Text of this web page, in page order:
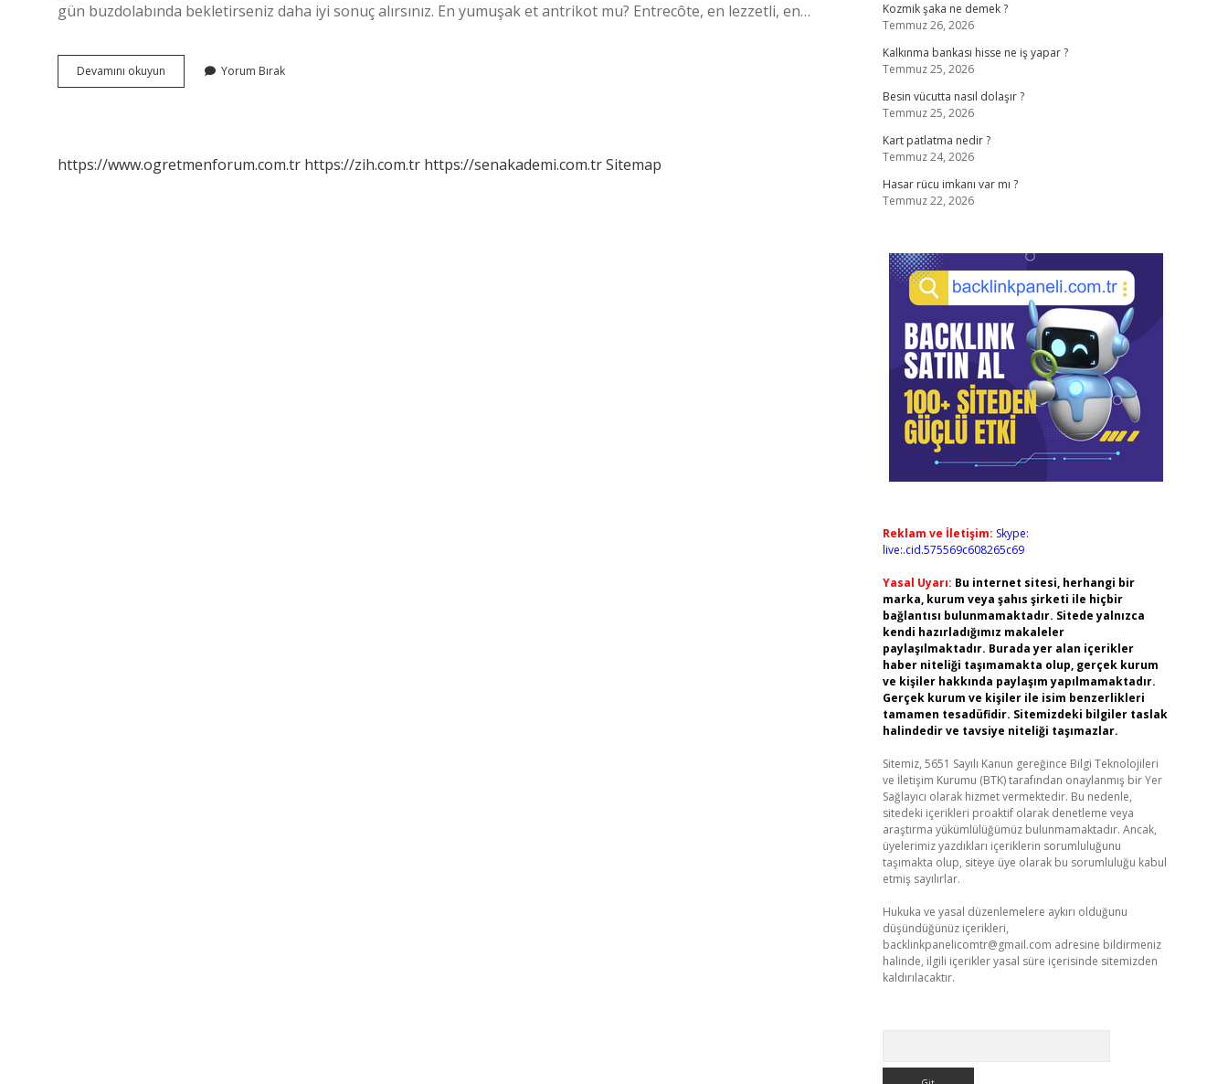
gün buzdolabında bekletirseniz daha iyi sonuç alırsınız. En yumuşak et antrikot mu? Entrecôte, en lezzetli, en…
Devamını okuyun
Ve
Yorum Bırak
https://www.ogretmenforum.com.tr https://zih.com.tr https://senakademi.com.trSitemap
Kozmik şaka ne demek ?
Temmuz 26, 2026
Kalkınma bankası hisse ne iş yapar ?
Temmuz 25, 2026
Besin vücutta nasıl dolaşır ?
Temmuz 25, 2026
Kart patlatma nedir ?
Temmuz 24, 2026
Hasar rücu imkanı var mı ?
Temmuz 22, 2026
Reklam ve İletişim: Skype:
live:.cid.575569c608265c69
Yasal Uyarı: Bu internet sitesi, herhangi bir
marka, kurum veya şahıs şirketi ile hiçbir
bağlantısı bulunmamaktadır. Sitede yalnızca
kendi hazırladığımız makaleler
paylaşılmaktadır. Burada yer alan içerikler
haber niteliği taşımamakta olup, gerçek kurum
ve kişiler hakkında paylaşım yapılmamaktadır.
Gerçek kurum ve kişiler ile isim benzerlikleri
tamamen tesadüfidir. Sitemizdeki bilgiler taslak
halindedir ve tavsiye niteliği taşımazlar.
Sitemiz, 5651 Sayılı Kanun gereğince Bilgi Teknolojileri
ve İletişim Kurumu (BTK) tarafından onaylanmış bir Yer
Sağlayıcı olarak hizmet vermektedir. Bu nedenle,
sitedeki içerikleri proaktif olarak denetleme veya
araştırma yükümlülüğümüz bulunmamaktadır. Ancak,
üyelerimiz yazdıkları içeriklerin sorumluluğunu
taşımakta olup, siteye üye olarak bu sorumluluğu kabul
etmiş sayılırlar.
Hukuka ve yasal düzenlemelere aykırı olduğunu
düşündüğünüz içerikleri,
backlinkpanelicomtr@gmail.com adresine bildirmeniz
halinde, ilgili içerikler yasal süre içerisinde sitemizden
kaldırılacaktır.